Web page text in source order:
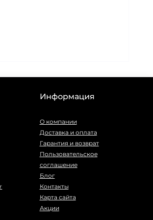
Информация
О компании
Доставка и оплата
Гарантия и возврат
Пользовательское
соглашение
Блог
Контакты
Карта сайта
Акции